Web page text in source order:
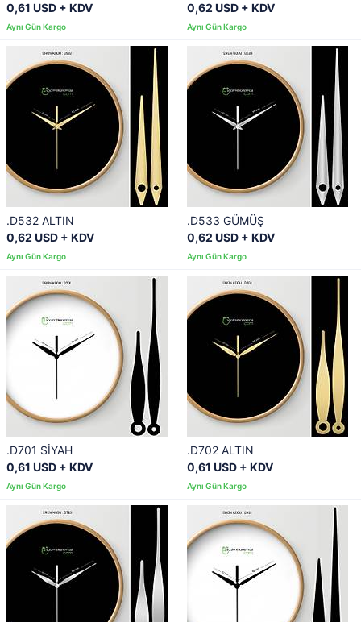
0,61 USD + KDV
0,62 USD + KDV
.D532 ALTIN
0,62 USD + KDV
.D533 GÜMÜŞ
0,62 USD + KDV
.D701 SİYAH
0,61 USD + KDV
.D702 ALTIN
0,61 USD + KDV